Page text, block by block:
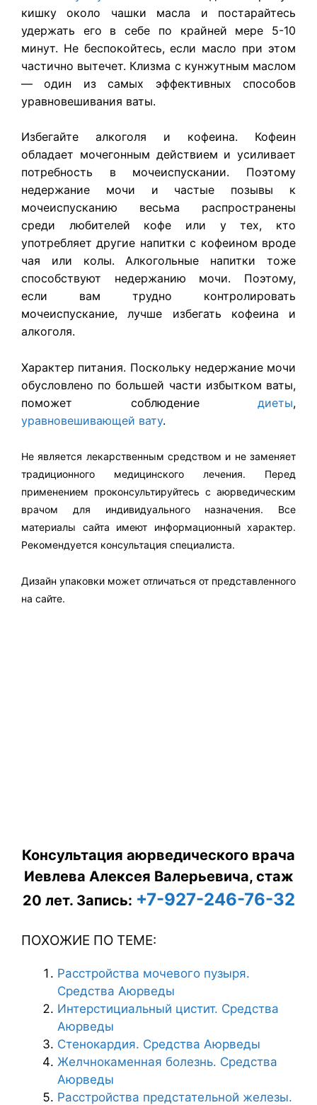
кишку около чашки масла и постарайтесь
удержать его в себе по крайней мере 5-10
минут. Не беспокойтесь, если масло при этом
частично вытечет. Клизма с кунжутным маслом
— один из самых эффективных способов
уравновешивания ваты.
Избегайте алкоголя и кофеина. Кофеин
обладает мочегонным действием и усиливает
потребность в мочеиспускании. Поэтому
недержание мочи и частые позывы к
мочеиспусканию весьма распространены
среди любителей кофе или у тех, кто
употребляет другие напитки с кофеином вроде
чая или колы. Алкогольные напитки тоже
способствуют недержанию мочи. Поэтому,
если вам трудно контролировать
мочеиспускание, лучше избегать кофеина и
алкоголя.
Характер питания. Поскольку недержание мочи
обусловлено по большей части избытком ваты,
поможет соблюдение диеты,
уравновешивающей вату.
Не является лекарственным средством и не заменяет
традиционного медицинского лечения. Перед
применением проконсультируйтесь с аюрведическим
врачом для индивидуального назначения. Все
материалы сайта имеют информационный характер.
Рекомендуется консультация специалиста.
Дизайн упаковки может отличаться от представленного
на сайте.
Консультация аюрведического врача
Иевлева Алексея Валерьевича, стаж
20 лет. Запись: +7-927-246-76-32
ПОХОЖИЕ ПО ТЕМЕ:
Расстройства мочевого пузыря.
Средства Аюрведы
Интерстициальный цистит. Средства
Аюрведы
Стенокардия. Средства Аюрведы
Желчнокаменная болезнь. Средства
Аюрведы
Расстройства предстательной железы.